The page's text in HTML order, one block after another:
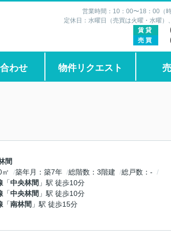
営業時間：10：00〜18：00（
定休日：水曜日（売買は火曜・水曜）
賃貸
売買
わせ 物件リクエスト
間
㎡ 築年月 築7年 総階数 3階建 総戸数
-
「中央林間 」駅 徒歩10分
「中央林間 」駅 徒歩10分
「南林間 」駅 徒歩15分